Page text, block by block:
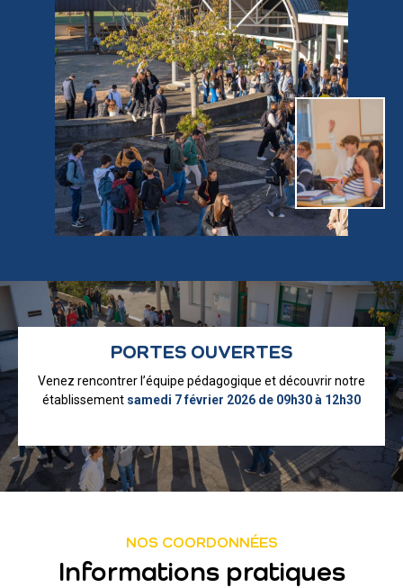
PORTES OUVERTES
Venez rencontrer l’équipe pédagogique et découvrir notre
établissement samedi 7 février 2026 de 09h30 à 12h30
NOS COORDONNÉES
Informations pratiques